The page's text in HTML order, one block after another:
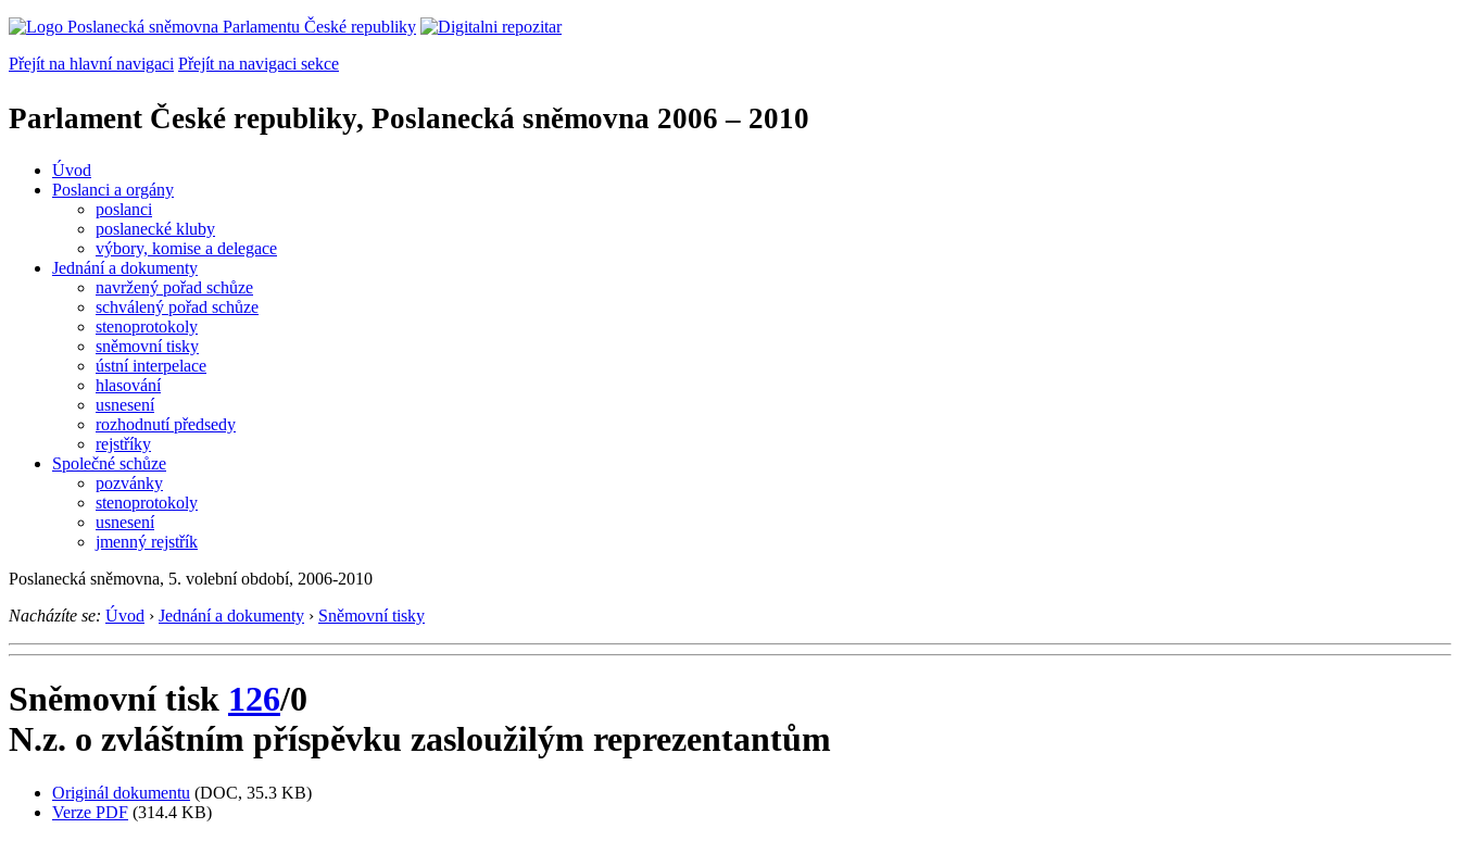
Přejít na hlavní navigaci Přejít na navigaci sekce
Parlament České republiky, Poslanecká sněmovna 2006 – 2010
Úvod
Poslanci a orgány
poslanci
poslanecké kluby
výbory, komise a delegace
Jednání a dokumenty
navržený pořad schůze
schválený pořad schůze
stenoprotokoly
sněmovní tisky
ústní interpelace
hlasování
usnesení
rozhodnutí předsedy
rejstříky
Společné schůze
pozvánky
stenoprotokoly
usnesení
jmenný rejstřík
Poslanecká sněmovna, 5. volební období, 2006-2010
Nacházíte se: Úvod › Jednání a dokumenty › Sněmovní tisky
Sněmovní tisk 126/0
N.z. o zvláštním příspěvku zasloužilým reprezentantům
Originál dokumentu (DOC, 35.3 KB)
Verze PDF (314.4 KB)